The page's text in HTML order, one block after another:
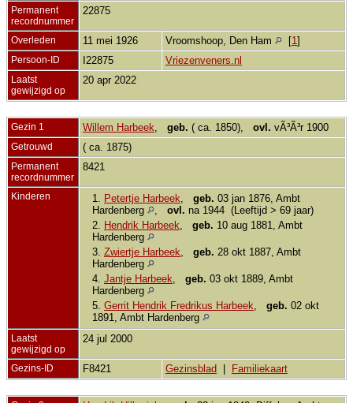
Permanent
recordnummer
22875
Overleden 11 mei 1926 Vroomshoop, Den Ham [1 ]
Persoon-ID I22875 Vriezenveners.nl
Laatst
gewijzigd op
20 apr 2022
Gezin 1 Willem Harbeek geb. ( ca. 1850), ovl. vÃ³Ã³r 1900
Getrouwd ( ca. 1875)
Permanent
recordnummer
8421
Kinderen 1. Petertje Harbeek geb. 03 jan 1876, Ambt
Hardenberg
ovl. na 1944 (Leeftijd > 69 jaar)
2.
Hendrik Harbeek geb. 10 aug 1881, Ambt
Hardenberg
3. Zwiertje Harbeek geb. 28 okt 1887, Ambt
Hardenberg
4. Jantje Harbeek geb. 03 okt 1889, Ambt
Hardenberg
5. Gerrit Hendrik Fredrikus Harbeek geb. 02 okt
1891, Ambt Hardenberg
Laatst
gewijzigd op
24 jul 2000
Gezins-ID F8421 Gezinsblad Familiekaart